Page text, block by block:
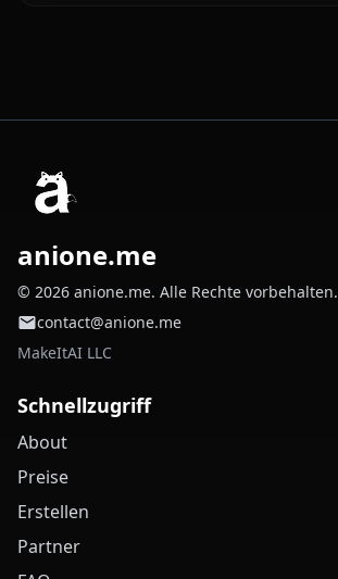
anione.me
© 2026 anione.me. Alle Rechte vorbehalten.
contact@anione.me
MakeItAI LLC
Schnellzugriff
About
Preise
Erstellen
Partner